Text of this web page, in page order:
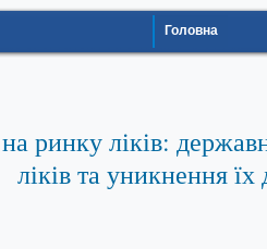
Головна
ринку ліків:
ліків та уникнення їх